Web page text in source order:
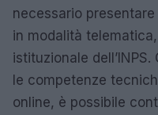
necessario
in modalità
istituzionale
le competenze
online, è possibile